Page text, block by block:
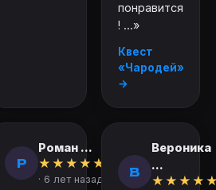
понравится
! ...»
Квест
«Чародей»
→
Р
Роман ...
★ ★ ★ ★ ★
· 6 лет назад В
Вероника
...
★ ★ ★ ★